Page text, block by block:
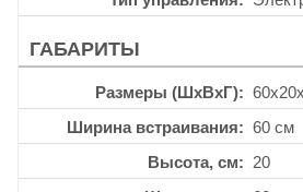
ГАБАРИТЫ
Размеры (ШхВхГ)
Ширина встраивания
60 см
Высота, см
20